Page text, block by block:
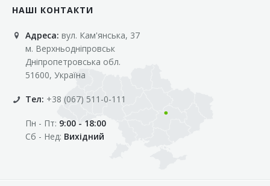
«Свіжачок»
«Сільпо»
«Фора»
«Фреш»
«Фуршет»
«Цент»
НАШІ КОНТАКТИ
Адреса: вул. Кам'янська, 37
м. Верхньодніпровськ
Дніпропетровська обл.
51600, Україна
Тел: +38 (067) 511-0-111
Пн - Пт: 9:00 - 18:00
Сб - Нед: Вихідний